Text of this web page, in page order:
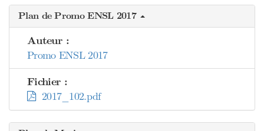
Plan de Promo ENSL 2017
Auteur :
Promo ENSL 2017
Fichier :
2017_102.pdf